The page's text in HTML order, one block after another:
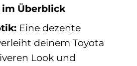
im Überblick
Eine dezente
deinem Toyota
Look und